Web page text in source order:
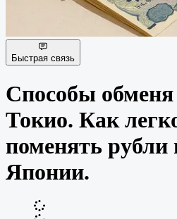
Быстрая связь
Способы обменя
Токио. Как
поменять
Японии.